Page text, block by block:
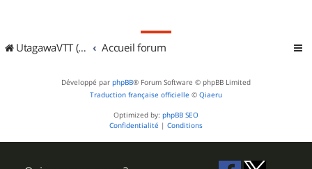
UtagawaVTT (Randos VTT et VTTAE avec traces GPS) Accueil forum
Développé par phpBB® Forum Software © phpBB Limited
Traduction française officielle © Qiaeru
Optimized by: phpBB SEO
Confidentialité | Conditions